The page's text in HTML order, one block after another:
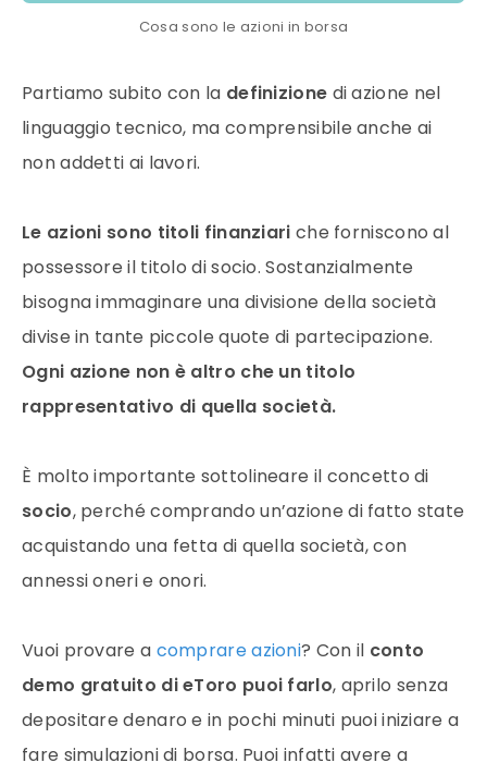
Cosa sono le azioni in borsa
Partiamo subito con la definizione di azione nel
linguaggio tecnico, ma comprensibile anche ai
non addetti ai lavori.
Le azioni sono titoli finanziari che forniscono al
possessore il titolo di socio. Sostanzialmente
bisogna immaginare una divisione della società
divise in tante piccole quote di partecipazione.
Ogni azione non è altro che un titolo
rappresentativo di quella società.
È molto importante sottolineare il concetto di
socio, perché comprando un’azione di fatto state
acquistando una fetta di quella società, con
annessi oneri e onori.
Vuoi provare a comprare azioni? Con il conto
demo gratuito di eToro puoi farlo, aprilo senza
depositare denaro e in pochi minuti puoi iniziare a
fare simulazioni di borsa. Puoi infatti avere a